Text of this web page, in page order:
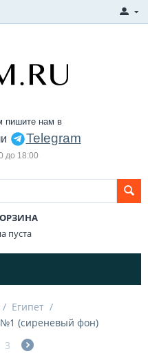
пишите нам в
Telegram
до 18:00
пуста
/ Египет /
№1 (cиреневый фон)
3